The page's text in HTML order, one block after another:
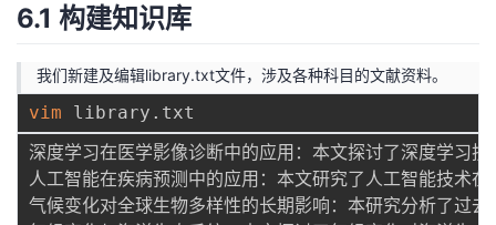
6.1 构建知识库
我们新建及编辑library.txt文件，涉及各种科目的文献资料。
vim
深度学习在医学影像诊断中的应用：本文探讨了深度学习
人工智能在疾病预测中的应用：本文研究了人工智能技术
气候变化对全球生物多样性的长期影响：本研究分析了过